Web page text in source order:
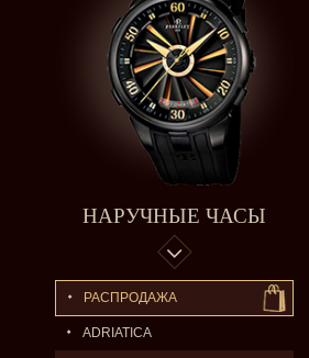
НАРУЧНЫЕ ЧАСЫ
РАСПРОДАЖА
ADRIATICA